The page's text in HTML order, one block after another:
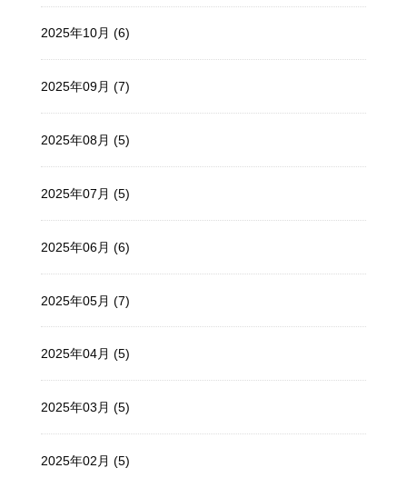
2025年10月 (6)
2025年09月 (7)
2025年08月 (5)
2025年07月 (5)
2025年06月 (6)
2025年05月 (7)
2025年04月 (5)
2025年03月 (5)
2025年02月 (5)